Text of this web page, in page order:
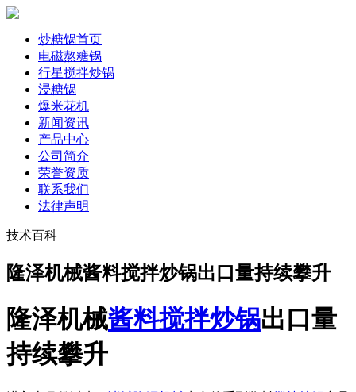
炒糖锅首页
电磁熬糖锅
行星搅拌炒锅
浸糖锅
爆米花机
新闻资讯
产品中心
公司简介
荣誉资质
联系我们
法律声明
技术百科
隆泽机械酱料搅拌炒锅出口量持续攀升
隆泽机械酱料搅拌炒锅出口量
持续攀升